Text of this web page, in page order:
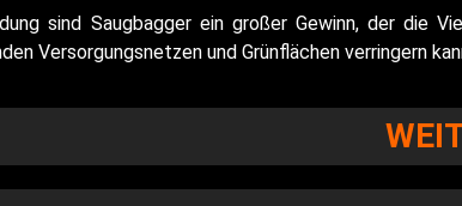
sind Saugbagger ein großer Gewinn, der die
Versorgungsnetzen und Grünflächen verringern